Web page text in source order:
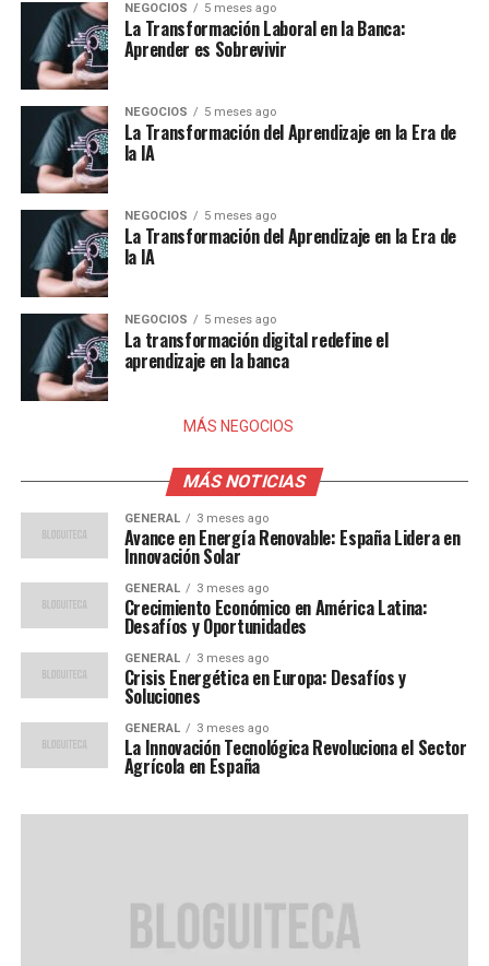
NEGOCIOS 5 meses ago
La Transformación Laboral en la Banca:
Aprender es Sobrevivir
NEGOCIOS 5 meses ago
La Transformación del Aprendizaje en la Era de
la IA
NEGOCIOS 5 meses ago
La Transformación del Aprendizaje en la Era de
la IA
NEGOCIOS 5 meses ago
La transformación digital redefine el
aprendizaje en la banca
MÁS NEGOCIOS
MÁS NOTICIAS
GENERAL 3 meses ago
Avance en Energía Renovable: España Lidera en
Innovación Solar
GENERAL 3 meses ago
Crecimiento Económico en América Latina:
Desafíos y Oportunidades
GENERAL 3 meses ago
Crisis Energética en Europa: Desafíos y
Soluciones
GENERAL 3 meses ago
La Innovación Tecnológica Revoluciona el Sector
Agrícola en España